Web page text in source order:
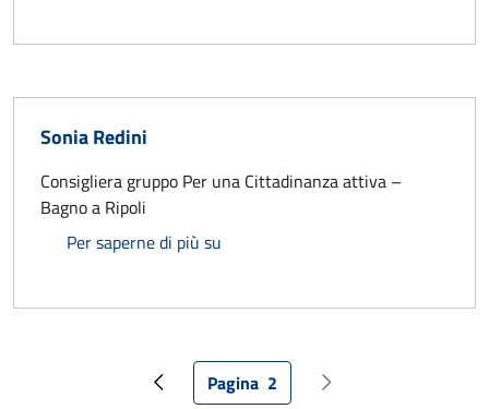
Sonia Redini
Consigliera gruppo Per una Cittadinanza attiva –
Bagno a Ripoli
Per saperne di più su
Pagina precedente
Pagina attuale
Pagina 2 Pagina successiva